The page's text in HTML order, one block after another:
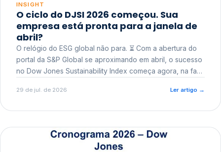
INSIGHT
O ciclo do DJSI 2026 começou. Sua
empresa está pronta para a janela de
abril?
O relógio do ESG global não para. ⏳ Com a abertura do
portal da S&P Global se aproximando em abril, o sucesso
no Dow Jones Sustainability Index começa agora, na fase
29 de jul. de 2026 Ler artigo →